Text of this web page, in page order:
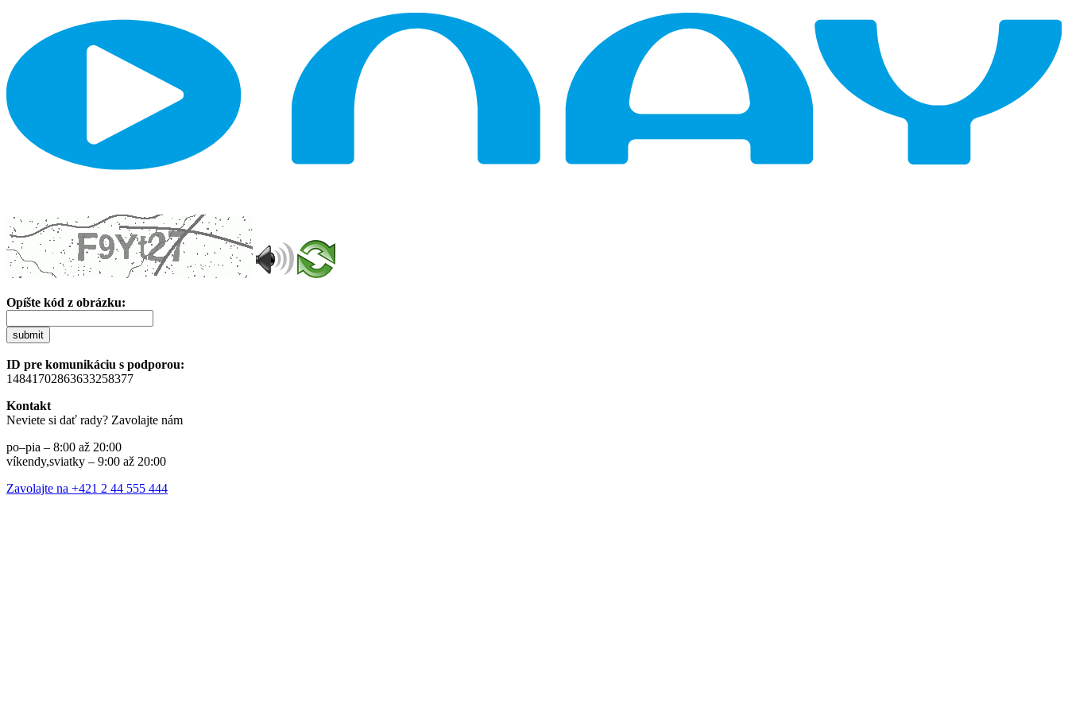
Opíšte kód z obrázku:
submit
ID pre komunikáciu s podporou:
14841702863633258377
Kontakt
Neviete si dať rady? Zavolajte nám
po–pia – 8:00 až 20:00
víkendy,sviatky – 9:00 až 20:00
Zavolajte na +421 2 44 555 444